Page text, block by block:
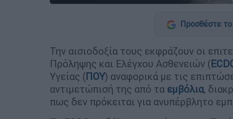
Προσθέστε
Την αισιοδοξία τους εκφράζουν οι
Πρόληψης και Ελέγχου Ασθενειών (
Υγείας (ΠΟΥ) αναφορικά με τις
αντιμετώπισή της από τα εμβόλια,
πως δεν πρόκειται για ανυπέρβλητο